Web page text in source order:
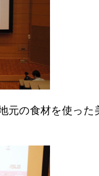
元の食材を使った